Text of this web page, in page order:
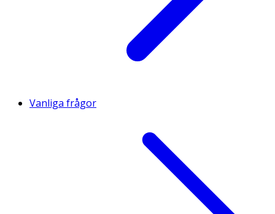
Vanliga frågor